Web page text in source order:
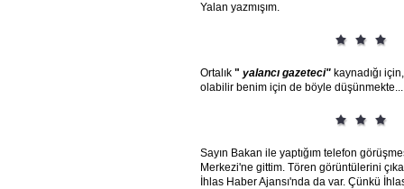
Yalan yazmışım.
Ortalık " yalancı gazeteci" kaynadığı
olabilir benim için de böyle düşünmekte...
Sayın Bakan ile yaptığım telefon
Merkezi'ne gittim. Tören görüntülerini
İhlas Haber Ajansı'nda da var. Çünkü